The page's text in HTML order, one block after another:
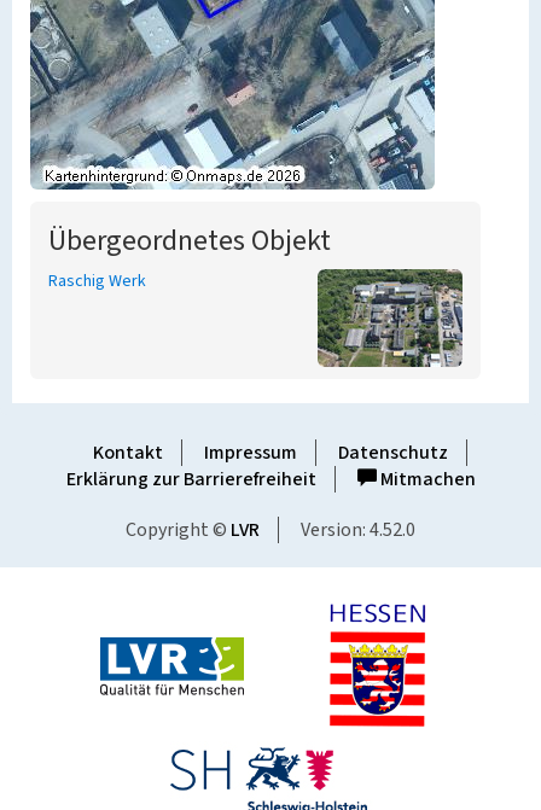
Übergeordnetes Objekt
Raschig Werk
Kontakt Impressum
Datenschutz
Erklärung zur Barrierefreiheit
Mitmachen
Copyright © LVR Version: 4.52.0